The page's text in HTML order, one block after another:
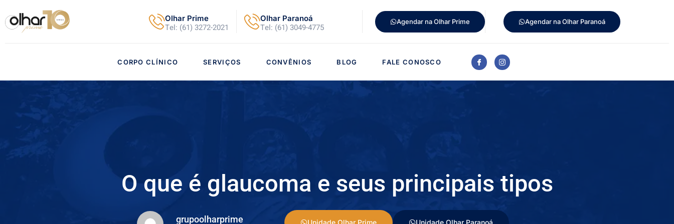
Olhar Prime
Tel: (61) 3272-2021
Olhar Paranoá
Tel: (61) 3049-4775
Agendar na Olhar Prime Agendar na Olhar Paranoá
CORPO CLÍNICO SERVIÇOS CONVÊNIOS BLOG FALE CONOSCO
O que é glaucoma e seus principais tipos
grupoolharprime